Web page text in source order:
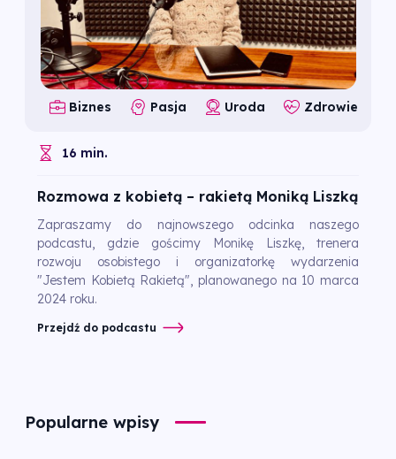
Biznes Pasja Uroda Zdrowie
16 min.
Rozmowa z kobietą – rakietą Moniką Liszką
Zapraszamy do najnowszego odcinka naszego
podcastu, gdzie gościmy Monikę Liszkę, trenera
rozwoju osobistego i organizatorkę wydarzenia
"Jestem Kobietą Rakietą", planowanego na 10 marca
2024 roku.
Przejdź do podcastu
Popularne wpisy